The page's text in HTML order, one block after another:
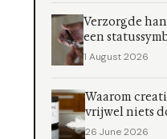
Verzorgde
een
1 August 2026
Waarom
vrijwel niets
26 June 2026